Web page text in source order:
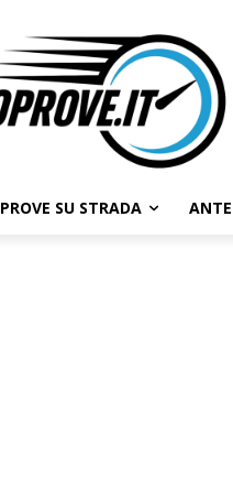
PROVE SU STRADA